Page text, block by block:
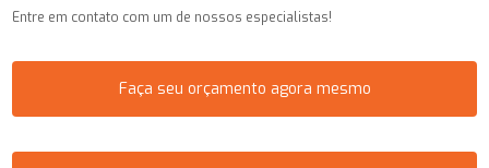
Entre em contato com um de nossos especialistas!
Faça seu orçamento agora mesmo